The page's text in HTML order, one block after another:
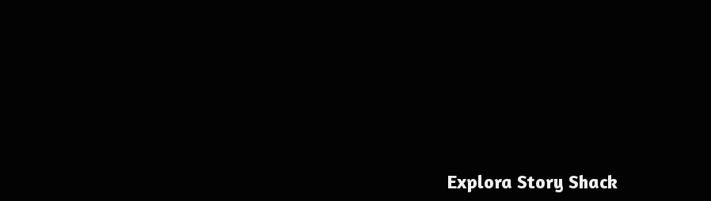
Explora Story Shack